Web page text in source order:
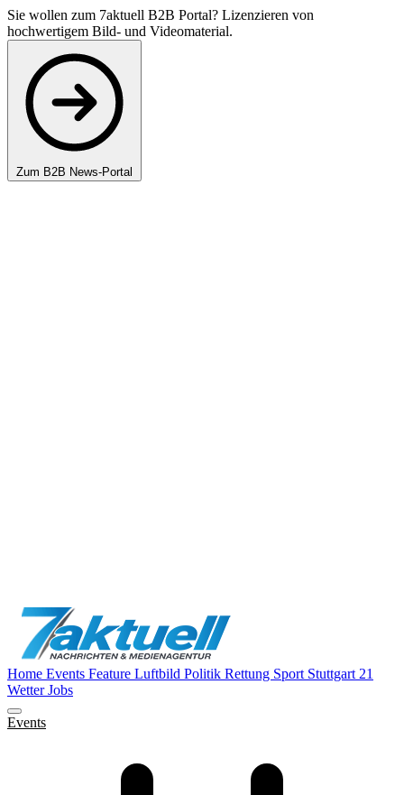
Sie wollen zum 7aktuell B2B Portal? Lizenzieren von
hochwertigem Bild- und Videomaterial.
Zum B2B News-Portal
Home Events Feature Luftbild Politik Rettung Sport Stuttgart 21
WetterJobs
Events